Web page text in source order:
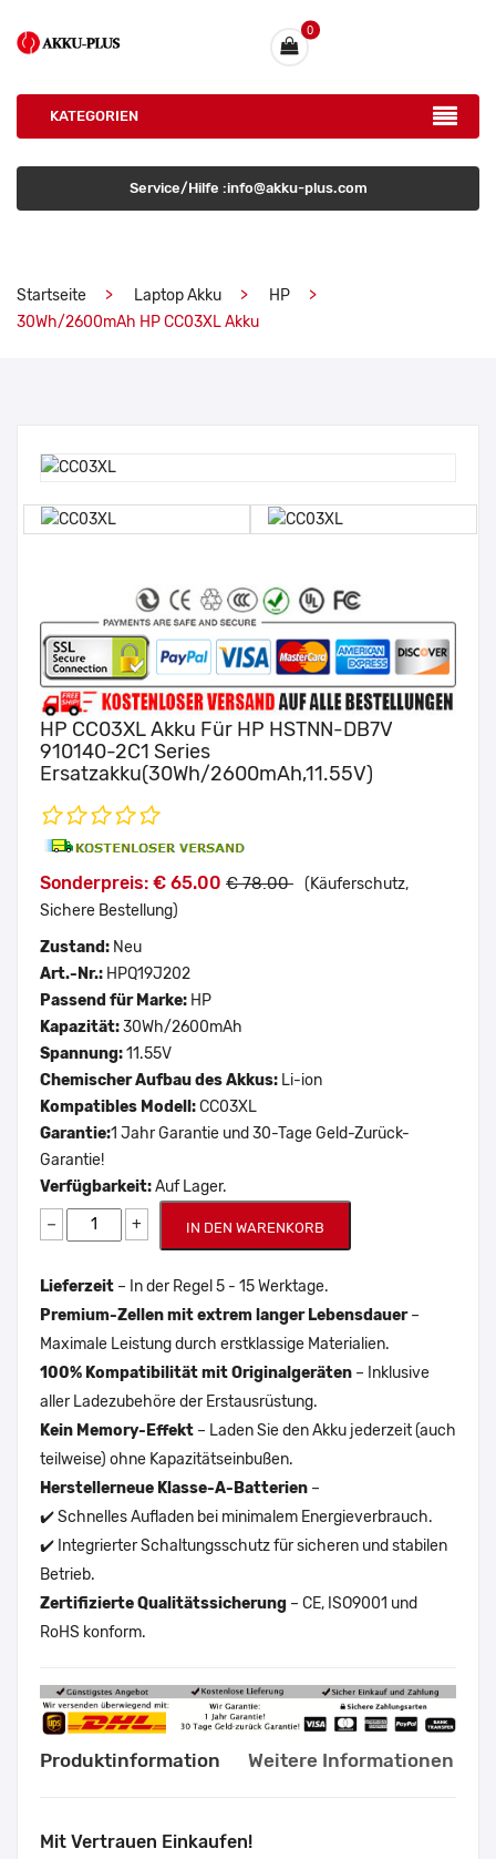
0
KATEGORIEN
Service/Hilfe :info@akku-plus.com
Startseite Laptop Akku
HP
30Wh/2600mAh HP CC03XL Akku
HP CC03XL Akku Für HP HSTNN-DB7V
910140-2C1 Series
Ersatzakku(30Wh/2600mAh,11.55V)
Sonderpreis: € 65.00 € 78.00 (Käuferschutz,
Sichere Bestellung)
Zustand: Neu
Art.-Nr.: HPQ19J202
Passend für Marke: HP
Kapazität:30Wh/2600mAh
Spannung:11.55V
Chemischer Aufbau des Akkus: Li-ion
Kompatibles Modell:CC03XL
Garantie:1 Jahr Garantie und 30-Tage Geld-Zurück-
Garantie!
Verfügbarkeit:Auf Lager.
− + IN DEN WARENKORB
Lieferzeit – In der Regel 5 - 15 Werktage.
Premium-Zellen mit extrem langer Lebensdauer–
Maximale Leistung durch erstklassige Materialien.
100% Kompatibilität mit Originalgeräten – Inklusive
aller Ladezubehöre der Erstausrüstung.
Kein Memory-Effekt – Laden Sie den Akku jederzeit (auch
teilweise) ohne Kapazitätseinbußen.
Herstellerneue Klasse-A-Batterien –
✔️ Schnelles Aufladen bei minimalem Energieverbrauch.
✔️ Integrierter Schaltungsschutz für sicheren und stabilen
Betrieb.
Zertifizierte Qualitätssicherung – CE, ISO9001 und
RoHS konform.
Produktinformation Weitere Informationen
Mit Vertrauen Einkaufen!